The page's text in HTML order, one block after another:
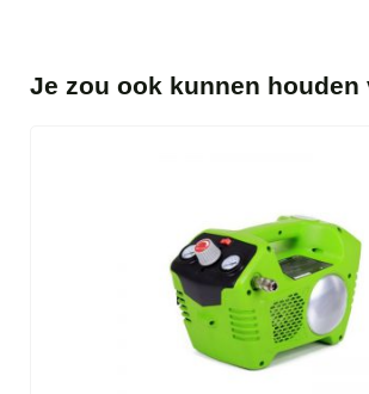
Je zou ook kunnen